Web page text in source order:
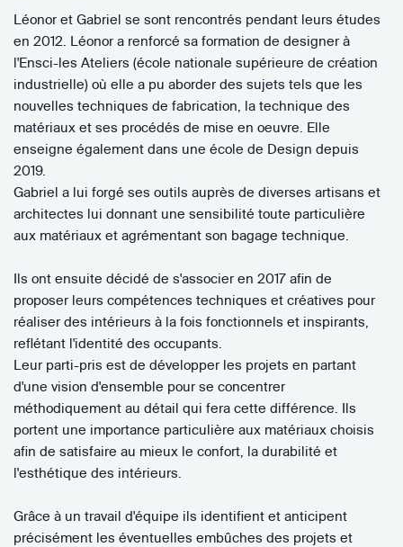
Léonor et Gabriel se sont rencontrés pendant leurs études
en 2012. Léonor a renforcé sa formation de designer à
l'Ensci-les Ateliers (école nationale supérieure de création
industrielle) où elle a pu aborder des sujets tels que les
nouvelles techniques de fabrication, la technique des
matériaux et ses procédés de mise en oeuvre. Elle
enseigne également dans une école de Design depuis
2019.
Gabriel a lui forgé ses outils auprès de diverses artisans et
architectes lui donnant une sensibilité toute particulière
aux matériaux et agrémentant son bagage technique.
Ils ont ensuite décidé de s'associer en 2017 afin de
proposer leurs compétences techniques et créatives pour
réaliser des intérieurs à la fois fonctionnels et inspirants,
reflétant l'identité des occupants.
Leur parti-pris est de développer les projets en partant
d'une vision d'ensemble pour se concentrer
méthodiquement au détail qui fera cette différence. Ils
portent une importance particulière aux matériaux choisis
afin de satisfaire au mieux le confort, la durabilité et
l'esthétique des intérieurs.
Grâce à un travail d'équipe ils identifient et anticipent
précisément les éventuelles embûches des projets et